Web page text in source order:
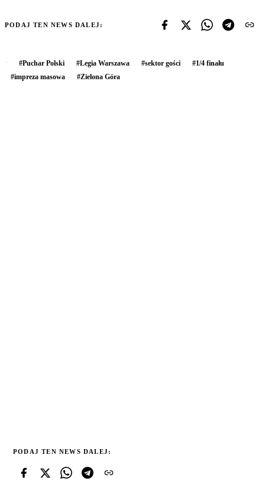
PODAJ TEN NEWS DALEJ:
#Puchar Polski #Legia Warszawa #sektor gości #1/4 finału
#impreza masowa #Zielona Góra
PODAJ TEN NEWS DALEJ: